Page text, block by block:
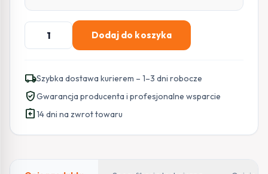
ilość
PATCHCORD
GETFORT
SM
LC/APC-
LC/APC
Dodaj do koszyka
local_shippingSzybka dostawa kurierem – 1–3 dni robocze
verified_userGwarancja producenta i profesjonalne wsparcie
assignment_return14 dni na zwrot towaru